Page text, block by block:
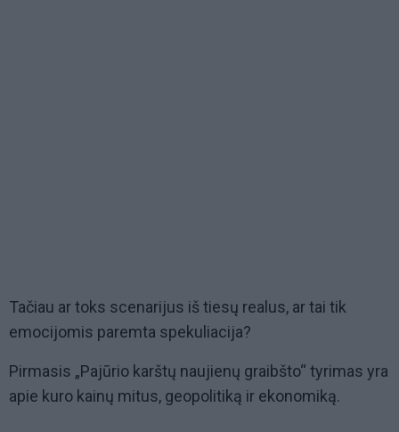
Tačiau ar toks scenarijus iš tiesų realus, ar tai tik
emocijomis paremta spekuliacija?
Pirmasis „Pajūrio karštų naujienų graibšto“ tyrimas yra
apie kuro kainų mitus, geopolitiką ir ekonomiką.